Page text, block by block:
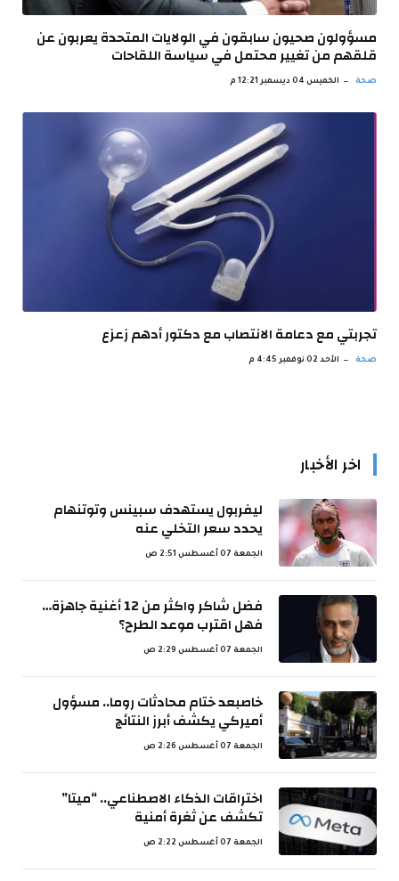
مسؤولون صحيون سابقون في الولايات المتحدة يعربون عن
قلقهم من تغيير محتمل في سياسة اللقاحات
صحة الخميس 04 ديسمبر 12:21 م
تجربتي مع دعامة الانتصاب مع دكتور أدهم زعزع
صحة الأحد 02 نوفمبر 4:45 م
اخر الأخبار
ليفربول يستهدف سبينس وتوتنهام
يحدد سعر التخلي عنه
الجمعة 07 أغسطس 2:51 ص
فضل شاكر واكثر من 12 أغنية جاهزة…
فهل اقترب موعد الطرح؟
الجمعة 07 أغسطس 2:29 ص
خاصبعد ختام محادثات روما.. مسؤول
أميركي يكشف أبرز النتائج
الجمعة 07 أغسطس 2:26 ص
اختراقات الذكاء الاصطناعي.. “ميتا”
تكشف عن ثغرة أمنية
الجمعة 07 أغسطس 2:22 ص